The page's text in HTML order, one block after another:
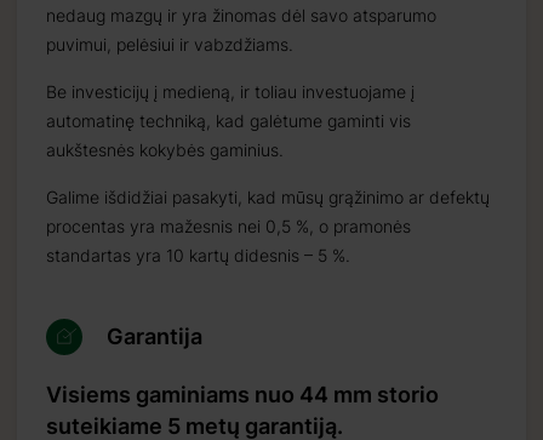
nedaug mazgų ir yra žinomas dėl savo atsparumo
puvimui, pelėsiui ir vabzdžiams.
Be investicijų į medieną, ir toliau investuojame į
automatinę techniką, kad galėtume gaminti vis
aukštesnės kokybės gaminius.
Galime išdidžiai pasakyti, kad mūsų grąžinimo ar defektų
procentas yra mažesnis nei 0,5 %, o pramonės
standartas yra 10 kartų didesnis – 5 %.
Garantija
Visiems gaminiams nuo 44 mm storio
suteikiame 5 metų garantiją.